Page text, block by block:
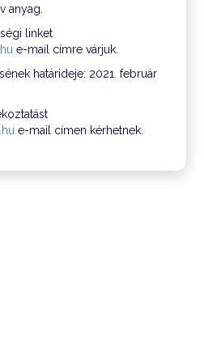
anyag.
linket
e-mail címre várjuk.
határideje: 2021. február
e-mail címen kérhetnek.